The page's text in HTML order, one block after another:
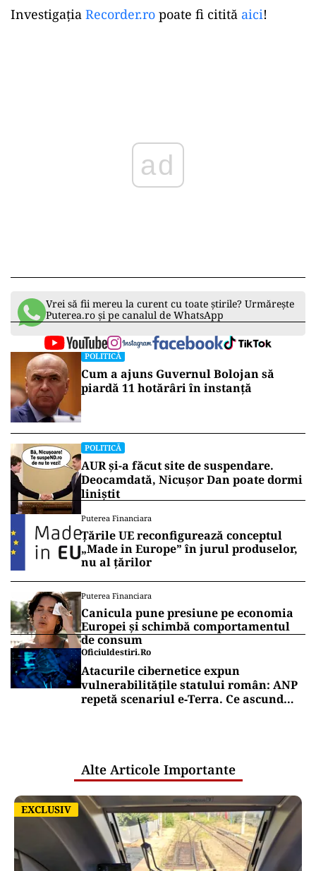
Investigația Recorder.ro poate fi citită aici!
ad
Vrei să fii mereu la curent cu toate știrile? Urmărește
Puterea.ro și pe canalul de WhatsApp
POLITICĂ
Cum a ajuns Guvernul Bolojan să
piardă 11 hotărâri în instanță
POLITICĂ
AUR și-a făcut site de suspendare.
Deocamdată, Nicușor Dan poate dormi
liniștit
Puterea Financiara
Țările UE reconfigurează conceptul
„Made in Europe” în jurul produselor,
nu al țărilor
Puterea Financiara
Canicula pune presiune pe economia
Europei și schimbă comportamentul
de consum
Oficiuldestiri.ro
Atacurile cibernetice expun
vulnerabilitățile statului român: ANP
repetă scenariul e‑Terra. Ce ascund
Alte Articole Importante
EXCLUSIV
EXCLUSIV